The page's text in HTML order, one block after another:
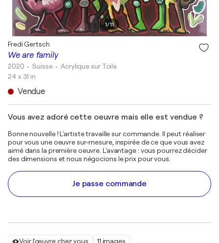
1/11
Voir l'œuvre chez vous 11 images
We are family
Fredi Gertsch
2020 • Suisse •Acrylique sur Toile
24 x 31 in
Vendue
Vous avez adoré cette oeuvre mais elle est vendue ?
Bonne nouvelle ! L'artiste travaille sur commande. Il peut réaliser
pour vous une oeuvre sur-mesure, inspirée de ce que vous avez
aimé dans la première oeuvre. L'avantage : vous pourrez décider
des dimensions et nous négocions le prix pour vous.
Je passe commande